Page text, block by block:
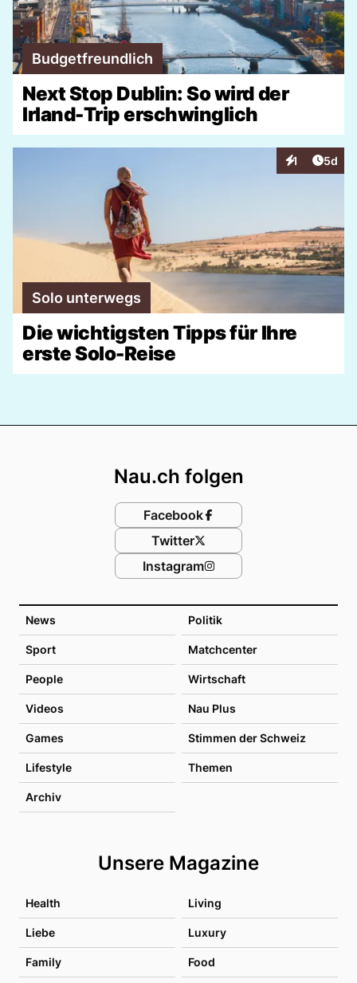
Budgetfreundlich
Next Stop Dublin: So wird der
Irland-Trip erschwinglich
1
Interaktionen
5d
Solo unterwegs
Die wichtigsten Tipps für Ihre
erste Solo-Reise
News Politik
Sport Matchcenter
People Wirtschaft
Videos Nau Plus
Games Stimmen der Schweiz
Lifestyle Themen
Archiv
Unsere Magazine
Health Living
Liebe Luxury
Family Food
Nau.ch folgen
Facebook
Twitter
Instagram